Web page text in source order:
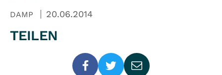
DAMP 20.06.2014
TEILEN